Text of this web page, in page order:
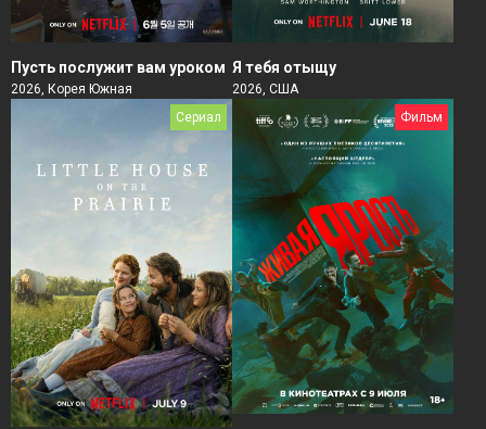
Пусть послужит вам уроком
2026, Корея Южная
Я тебя отыщу
2026, США
Сериал
Фильм